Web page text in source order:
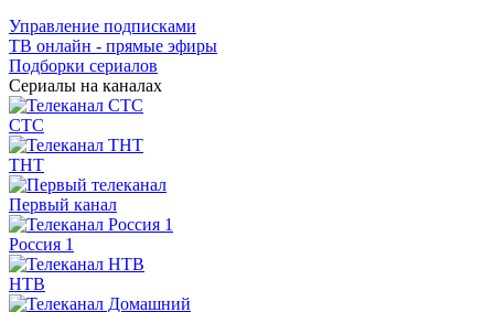
Управление подписками
ТВ онлайн - прямые эфиры
Подборки сериалов
Сериалы на каналах
СТС
ТНТ
Первый канал
Россия 1
НТВ